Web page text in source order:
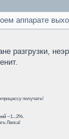
аппарате
разгрузки,
получать!
~1...2%.
Лепса!